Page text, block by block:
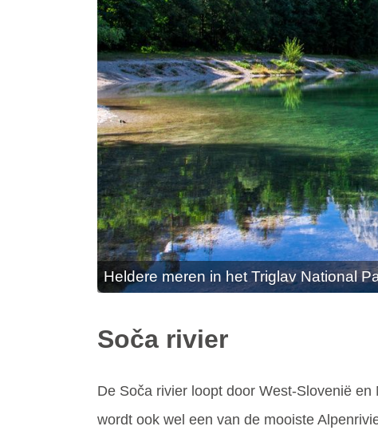
Heldere meren in het Triglav National
Soča rivier
De Soča rivier loopt door West-Slovenië
wordt ook wel een van de mooiste